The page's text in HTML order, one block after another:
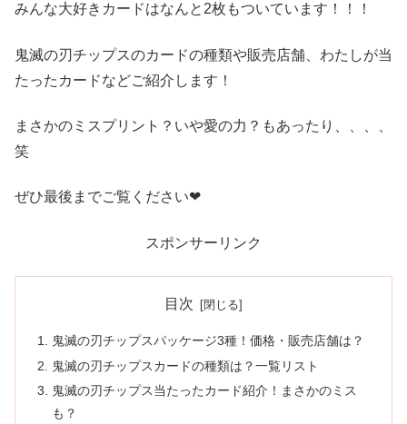
みんな大好きカードはなんと2枚もついています！！！
鬼滅の刃チップスのカードの種類や販売店舗、わたしが当
たったカードなどご紹介します！
まさかのミスプリント？いや愛の力？もあったり、、、、
笑
ぜひ最後までご覧ください❤
スポンサーリンク
目次
鬼滅の刃チップスパッケージ3種！価格・販売店舗は？
鬼滅の刃チップスカードの種類は？一覧リスト
鬼滅の刃チップス当たったカード紹介！まさかのミス
も？